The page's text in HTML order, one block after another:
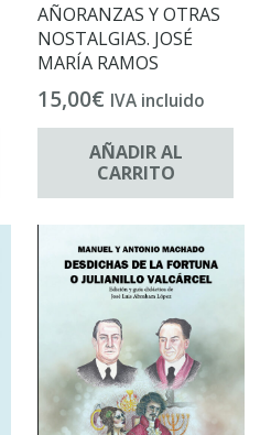
AÑORANZAS Y OTRAS
NOSTALGIAS. JOSÉ
MARÍA RAMOS
15,00€ IVA incluido
AÑADIR AL
CARRITO